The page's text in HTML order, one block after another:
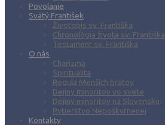
Povolanie
Svätý František
Životopis sv. Františka
Chronológia života sv. Františka
Testament sv. Františka
O nás
Charizma
Spiritualita
Regula Menších bratov
Dejiny minoritov vo svete
Dejiny minoritov na Slovensku
Rytierstvo Nepoškvrnenej
Kontakty